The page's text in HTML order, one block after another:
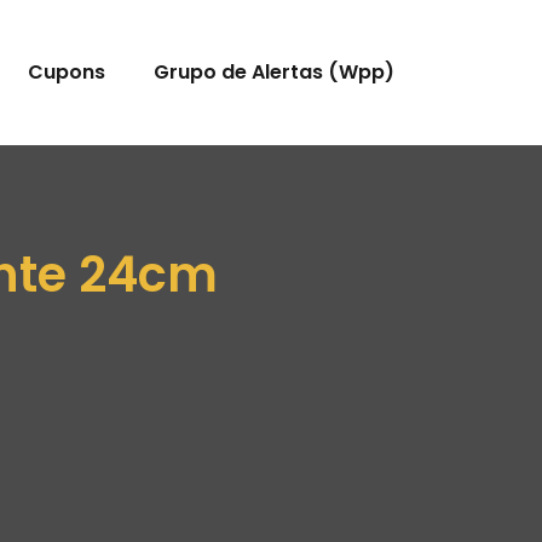
Cupons Grupo de Alertas (Wpp)
24cm